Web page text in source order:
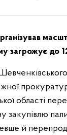
загрожує до
області
закупівлю
й